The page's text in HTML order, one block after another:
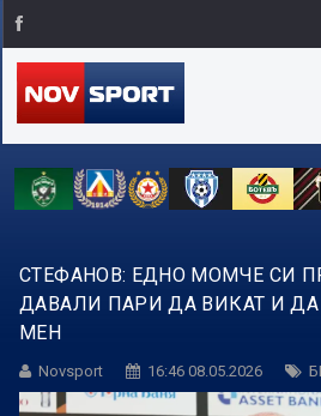
СТЕФАНОВ: ЕДНО МОМЧЕ СИ
ДАВАЛИ ПАРИ ДА ВИКАТ И
МЕН
Novsport 16:46 08.05.2026